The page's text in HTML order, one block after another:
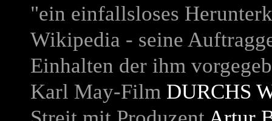
"ein einfallsloses
Wikipedia - seine
Einhalten der ihm
Karl May-Film DURCHS